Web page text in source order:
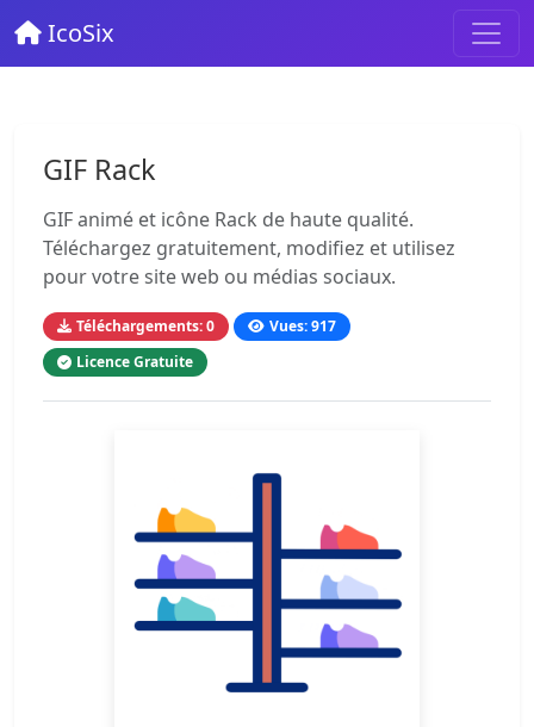
IcoSix
GIF Rack
GIF animé et icône Rack de haute qualité.
Téléchargez gratuitement, modifiez et utilisez
pour votre site web ou médias sociaux.
Téléchargements: 0
Vues: 917
Licence Gratuite